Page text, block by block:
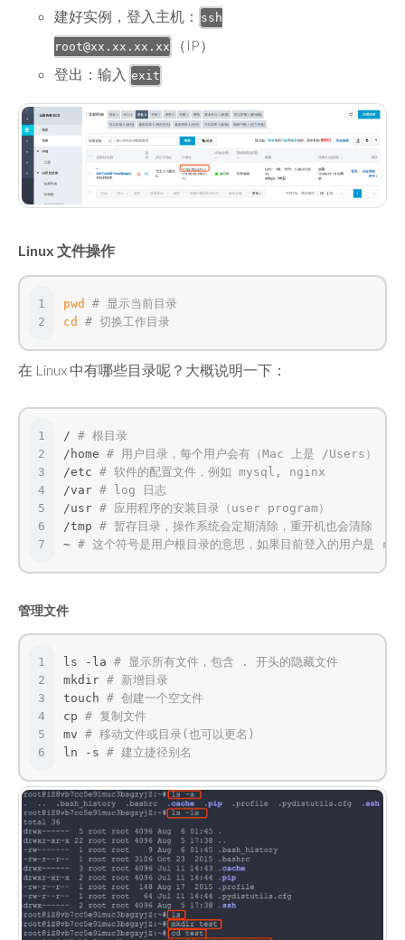
建好实例，登入主机：
ssh
root@xx.xx.xx.xx
（IP）
登出：输入 exit
Linux 文件操作
1
2
pwd
# 显示当前目录
cd
# 切换工作目录
在 Linux 中有哪些目录呢？大概说明一下：
1
2
3
4
5
6
7
/ # 根目录
/home # 用户目录，每个用户会有（Mac 上是 /Users）
/etc # 软件的配置文件，例如 mysql, nginx
/var # log 日志
/usr # 应用程序的安装目录（user program）
/tmp # 暂存目录，操作系统会定期清除，重开机也会清除
~ # 这个符号是用户根目录的意思，如果目前登入的用户
管理文件
1
2
3
4
5
6
ls -la # 显示所有文件，包含 . 开头的隐藏文件
mkdir # 新增目录
touch # 创建一个空文件
cp # 复制文件
mv # 移动文件或目录(也可以更名)
ln -s # 建立捷径别名